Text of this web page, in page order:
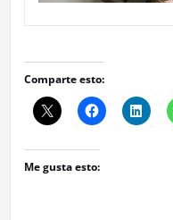
Comparte esto:
Me gusta esto: